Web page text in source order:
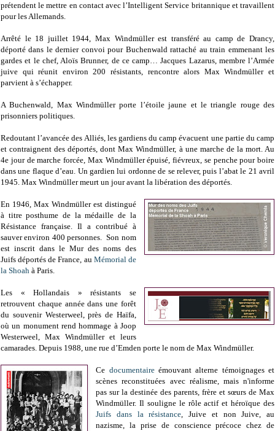
prétendent le mettre en contact avec l’Intelligent Service britannique et travaillent
pour les Allemands.
Arrêté le 18 juillet 1944, Max Windmüller est transféré au camp de Drancy,
déporté dans le dernier convoi pour Buchenwald rattaché au train emmenant les
gardes et le chef, Aloïs Brunner, de ce camp… Jacques Lazarus, membre l’Armée
juive qui réunit environ 200 résistants, rencontre alors Max Windmüller et
parvient à s’échapper.
A Buchenwald, Max Windmüller porte l’étoile jaune et le triangle rouge des
prisonniers politiques.
Redoutant l’avancée des Alliés, les gardiens du camp évacuent une partie du camp
et contraignent des déportés, dont Max Windmüller, à une marche de la mort. Au
4e jour de marche forcée, Max Windmüller épuisé, fiévreux, se penche pour boire
dans une flaque d’eau. Un gardien lui ordonne de se relever, puis l’abat le 21 avril
1945. Max Windmüller meurt un jour avant la libération des déportés.
En 1946, Max Windmüller est distingué
à titre posthume de la médaille de la
Résistance française. Il a contribué à
sauver environ 400 personnes. Son nom
est inscrit dans le Mur des noms des
Juifs déportés de France, au Mémorial de
la Shoah à Paris.
Les « Hollandais » résistants se
retrouvent chaque année dans une forêt
du souvenir Westerweel, près de Haïfa,
où un monument rend hommage à Joop
Westerweel, Max Windmüller et leurs
camarades. Depuis 1988, une rue d’Emden porte le nom de Max Windmüller.
Ce documentaireémouvant alterne témoignages et
scènes reconstituées avec réalisme, mais n'informe
pas sur la destinée des parents, frère et sœurs de Max
Windmüller. Il souligne le rôle actif et héroïque des
Juifs dans la résistance, Juive et non Juive, au
nazisme, la prise de conscience précoce chez de